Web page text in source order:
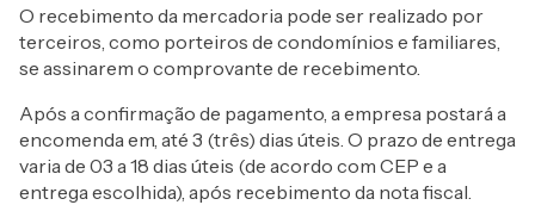
O recebimento da mercadoria pode ser realizado por
terceiros, como porteiros de condomínios e familiares,
se assinarem o comprovante de recebimento.
Após a confirmação de pagamento, a empresa postará a
encomenda em, até 3 (três) dias úteis. O prazo de entrega
varia de 03 a 18 dias úteis (de acordo com CEP e a
entrega escolhida), após recebimento da nota fiscal.